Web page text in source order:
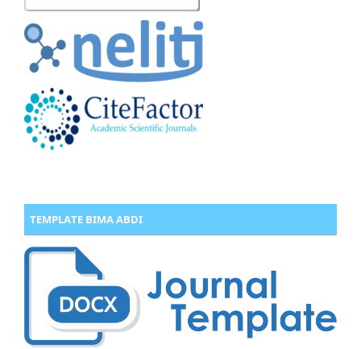
TEMPLATE BIMA ABDI